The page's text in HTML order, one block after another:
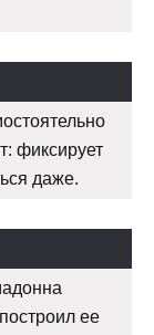
фиксирует
даже.
ее